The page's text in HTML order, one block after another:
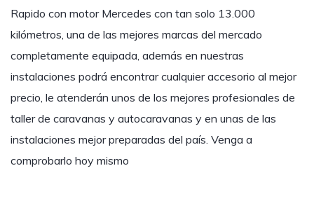
Rapido con motor Mercedes con tan solo 13.000
kilómetros, una de las mejores marcas del mercado
completamente equipada, además en nuestras
instalaciones podrá encontrar cualquier accesorio al mejor
precio, le atenderán unos de los mejores profesionales de
taller de caravanas y autocaravanas y en unas de las
instalaciones mejor preparadas del país. Venga a
comprobarlo hoy mismo